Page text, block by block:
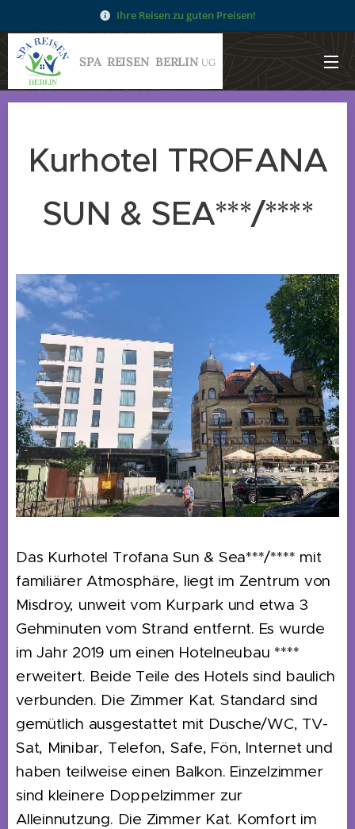
Ihre Reisen zu guten Preisen!
SPA REISENBERLIN UG
Kurhotel TROFANA
SUN & SEA***/****
Das Kurhotel Trofana Sun & Sea***/**** mit
familiärer Atmosphäre, liegt im Zentrum von
Misdroy, unweit vom Kurpark und etwa 3
Gehminuten vom Strand entfernt. Es wurde
im Jahr 2019 um einen Hotelneubau ****
erweitert. Beide Teile des Hotels sind baulich
verbunden. Die Zimmer Kat. Standard sind
gemütlich ausgestattet mit Dusche/WC, TV-
Sat, Minibar, Telefon, Safe, Fön, Internet und
haben teilweise einen Balkon. Einzelzimmer
sind kleinere Doppelzimmer zur
Alleinnutzung. Die Zimmer Kat. Komfort im